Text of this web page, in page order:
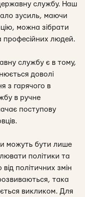
службу. Наш
зусиль, маючи
можна зібрати
професійних людей.
службу є в тому,
доволі
з гарячого в
в ручне
поступову
можуть бути лише
політики та
політичних змін
така
викликом. Для